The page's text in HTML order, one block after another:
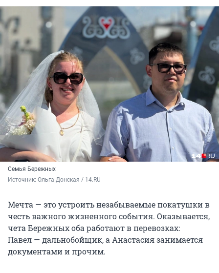
Семья Бережных
Источник: Ольга Донская / 14.RU
Мечта — это устроить незабываемые покатушки в
честь важного жизненного события. Оказывается,
чета Бережных оба работают в перевозках:
Павел — дальнобойщик, а Анастасия занимается
документами и прочим.